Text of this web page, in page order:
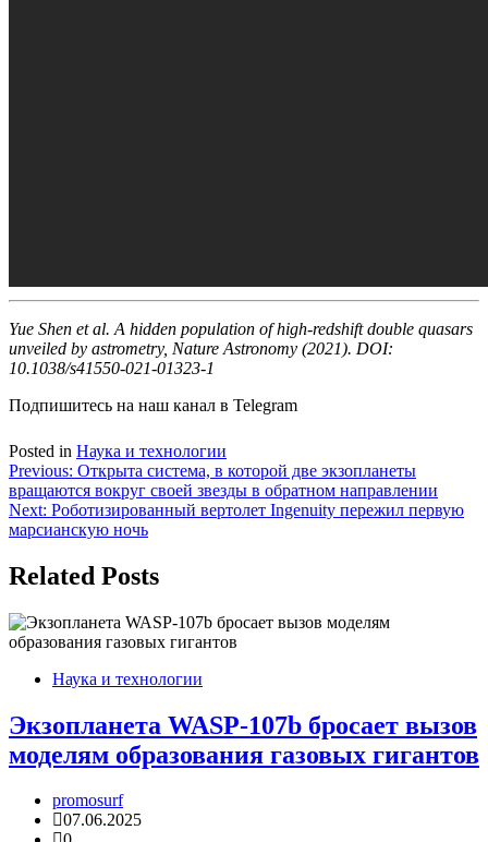
Yue Shen et al. A hidden population of high-redshift double quasars
unveiled by astrometry, Nature Astronomy (2021). DOI:
10.1038/s41550-021-01323-1
Подпишитесь на наш канал в Telegram
Posted in Наука и технологии
Навигация
по
записям
Previous: Открыта система, в которой две экзопланеты
вращаются вокруг своей звезды в обратном направлении
Next: Роботизированный вертолет Ingenuity пережил первую
марсианскую ночь
Related Posts
Наука и технологии
Экзопланета WASP-107b бросает вызов
моделям образования газовых гигантов
promosurf
07.06.2025